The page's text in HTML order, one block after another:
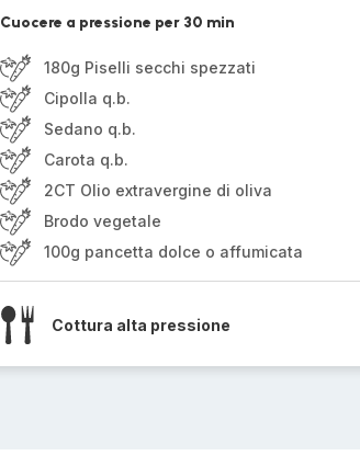
Cuocere a pressione per 30 min
180g Piselli secchi spezzati
Cipolla q.b.
Sedano q.b.
Carota q.b.
2CT Olio extravergine di oliva
Brodo vegetale
100g pancetta dolce o affumicata
Cottura alta pressione